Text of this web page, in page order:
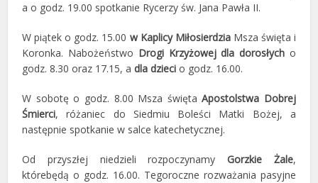
a o godz. 19.00 spotkanie Rycerzy św. Jana Pawła II.
W piątek o godz. 15.00 w Kaplicy MiłosierdziaMsza święta i
Koronka. Nabożeństwo Drogi Krzyżowej dla dorosłych o
godz. 8.30 oraz 17.15, adla dzieci o godz. 16.00.
W sobotę o godz. 8.00 Msza świętaApostolstwa Dobrej
Śmierci, różaniec do Siedmiu Boleści Matki Bożej, a
następnie spotkanie w salce katechetycznej.
Od przyszłej niedzieli rozpoczynamy Gorzkie Żale,
którebędą o godz. 16.00. Tegoroczne rozważania pasyjne